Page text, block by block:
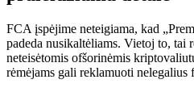
FCA įspėjime neteigiama, kad
padeda nusikaltėliams. Vietoj to, tai
neteisėtomis ofšorinėmis
rėmėjams gali reklamuoti nelegalius